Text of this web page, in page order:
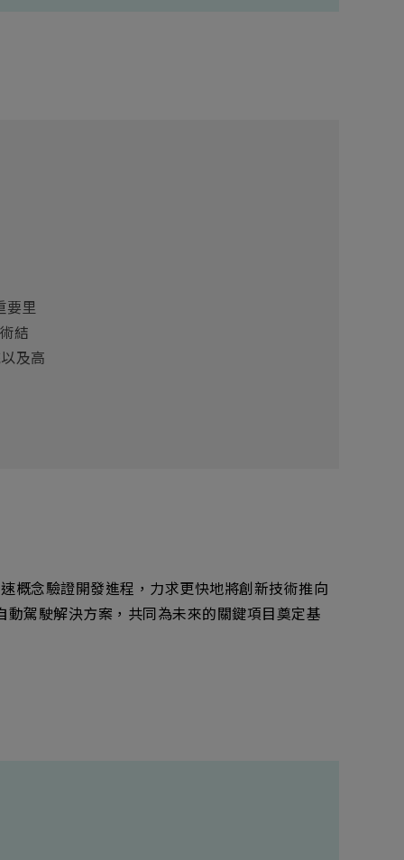
要里
結
及高
概念驗證開發進程，力求更快地將創新技術推向
駕駛解決方案，共同為未來的關鍵項目奠定基